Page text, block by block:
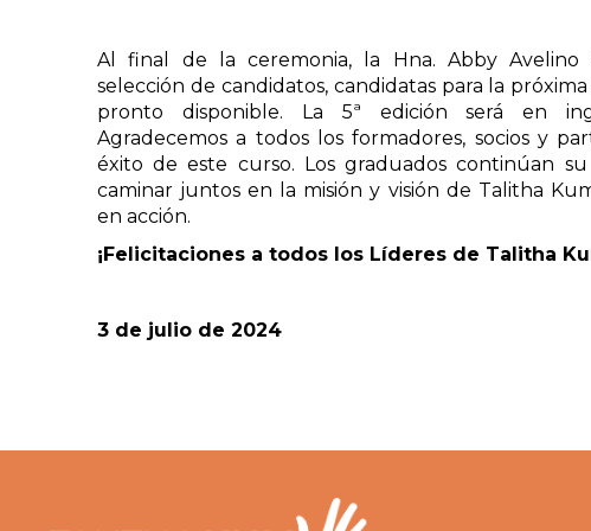
Al final de la ceremonia, la Hna. Abby
selección de candidatos, candidatas para la próxima
pronto disponible. La 5ª edición será en
Agradecemos a todos los formadores, socios y
éxito de este curso. Los graduados continúan
caminar juntos en la misión y visión de Talitha
en acción.
¡Felicitaciones a todos los Líderes de Talitha
3 de julio de 2024